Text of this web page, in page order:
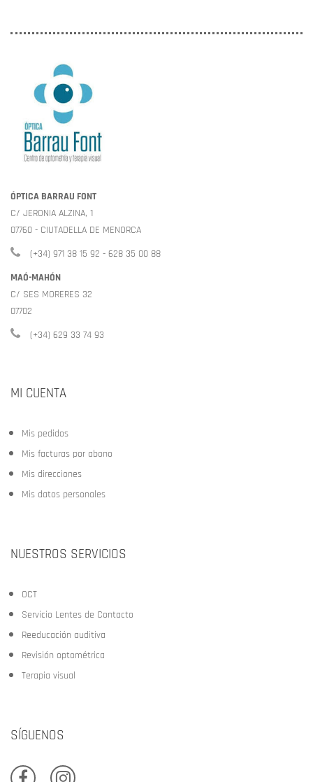
ÓPTICA BARRAU FONT
C/ JERONIA ALZINA, 1
07760 - CIUTADELLA DE MENORCA
(+34) 971 38 15 92 - 628 35 00 88
MAÓ-MAHÓN
C/ SES MORERES 32
07702
(+34) 629 33 74 93
MI CUENTA
Mis pedidos
Mis facturas por abono
Mis direcciones
Mis datos personales
NUESTROS SERVICIOS
OCT
Servicio Lentes de Contacto
Reeducación auditiva
Revisión optométrica
Terapia visual
SÍGUENOS